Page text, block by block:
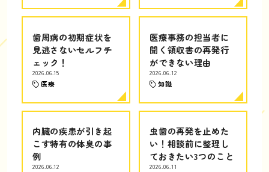
歯周病の初期症状を
見逃さないセルフチ
ェック！
2026.06.15
医療
医療事務の担当者に
聞く領収書の再発行
ができない理由
2026.06.12
知識
内臓の疾患が引き起
こす特有の体臭の事
例
2026.06.12
虫歯の再発を止めた
い！相談前に整理し
ておきたい3つのこと
2026.06.11